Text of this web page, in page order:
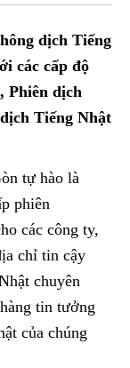
dịch Tiếng
các cấp độ
Phiên dịch
Tiếng Nhật
tự hào là
phiên
các công ty,
chỉ tin cậy
chuyên
tin tưởng
của chúng